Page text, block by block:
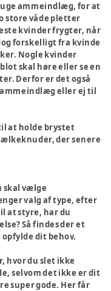
ammeindlæg, for at
store våde pletter
kvinder frygter, når
forskelligt fra kvinde
Nogle kvinder
skal høre eller se en
Derfor er det også
eller ej til
at holde brystet
der senere
skal vælge
valg af type, efter
at styre, har du
Så findes der et
dit behov.
hvor du slet ikke
selvom det ikke er dit
super gode. Her får